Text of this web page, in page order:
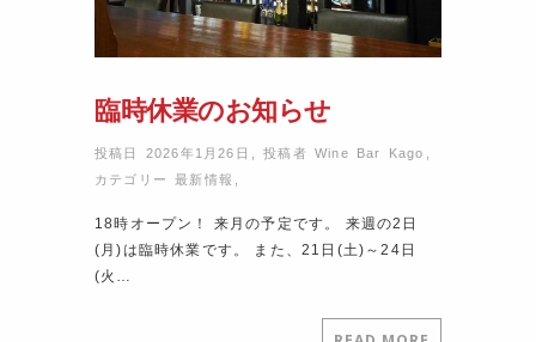
臨時休業のお知らせ
投稿日 2026年1月26日 ,投稿者Wine Bar Kago
カテゴリー最新情報
18時オープン！ 来月の予定です。 来週の2日
(月)は臨時休業です。 また、21日(土)～24日
(火…